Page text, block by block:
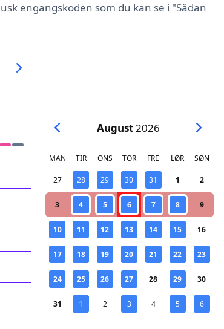
engangskoden som du kan se i "Sådan
August2026
MAN TIR ONS TOR FRE LØR SØN
27 28 29 30 31 1 2
3 4 5 6 7 8 9
10 11 12 13 14 15 16
17 18 19 20 21 22 23
24 25 26 27 28 29 30
31 1 2 3 4 5 6